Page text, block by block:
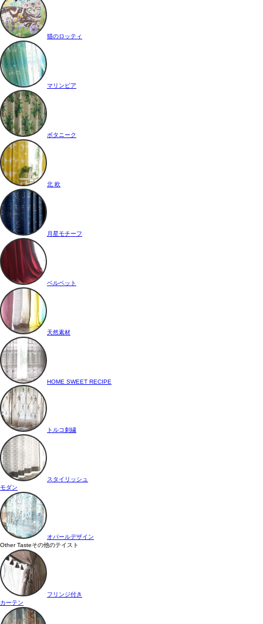
猫のロッティ
マリンピア
ボタニーク
北 欧
月星モチーフ
ベルベット
天然素材
HOME SWEET RECIPE
トルコ刺繍
スタイリッシュ
モダン
オパールデザイン
Other Tasteその他のテイスト
フリンジ付き
カーテン